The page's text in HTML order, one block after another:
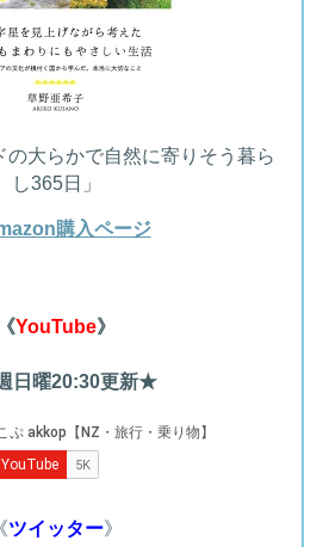
の大らかで自然に寄りそう暮ら
し365日」
購入ページ
《YouTube》
日曜20:30更新★
《ツイッター》